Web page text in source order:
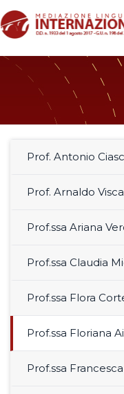
Prof. Antonio
Prof. Arnaldo
Prof.ssa Ariana
Prof.ssa Claudia
Prof.ssa Flora
Prof.ssa Floriana
Prof.ssa